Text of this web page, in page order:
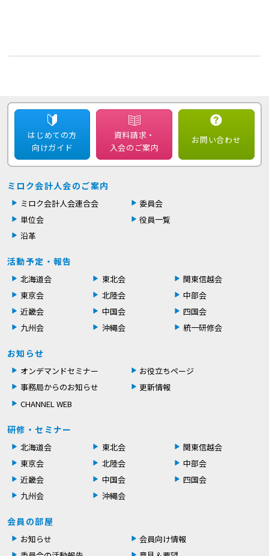
はじめての方
向けガイド
資料請求・
入会のご案内
お問い合わせ
ミロク会計人会のご案内
ミロク会計人会連合会
委員会
単位会
役員一覧
沿革
活動予定・報告
北海道会 東北会
関東信越会
東京会
北陸会
中部会
近畿会
中国会
四国会
九州会
沖縄会 統一研修会
お知らせ
オンデマンドセミナー
お役立ちページ
事務局からのお知らせ
更新情報
CHANNEL WEB
研修・セミナー
北海道会 東北会
関東信越会
東京会
北陸会
中部会
近畿会
中国会
四国会
九州会
沖縄会
会員の部屋
お知らせ
会員向け情報